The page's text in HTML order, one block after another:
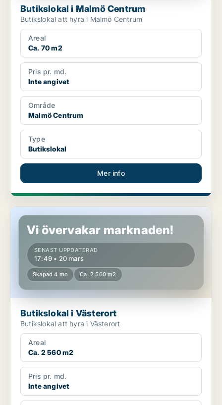
Butikslokal i Malmö Centrum
Butikslokal att hyra i Malmö Centrum
Areal
Ca. 70 m2
Pris pr. md.
Inte angivet
Område
Malmö Centrum
Type
Butikslokal
Mer info
Butikslokal i Västerort
Vi övervakar marknaden!
SENAST UPPDATERAD
17:49 • 20 mars
Skapad 4 mo Ca. 2 560 m2
Butikslokal i Västerort
Butikslokal att hyra i Västerort
Areal
Ca. 2 560 m2
Pris pr. md.
Inte angivet